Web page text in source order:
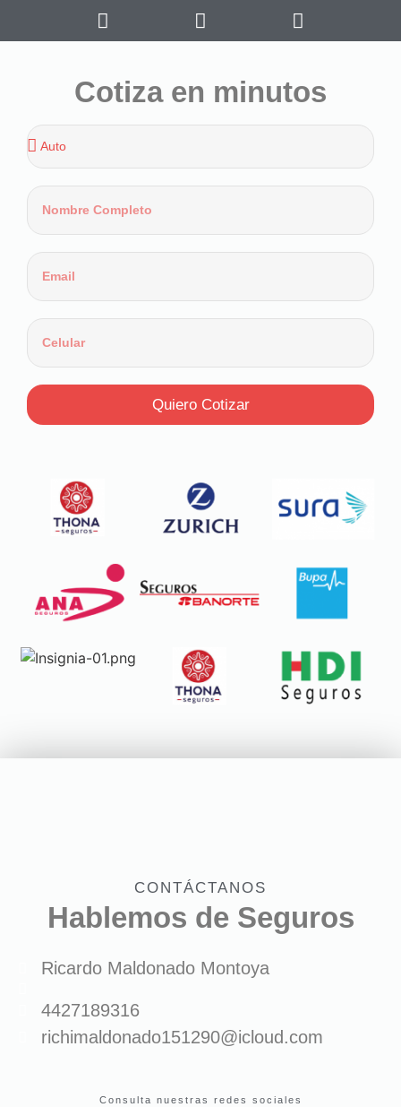
Cotiza en minutos
Quiero Cotizar
CONTÁCTANOS
Hablemos de Seguros
Consulta nuestras redes sociales
Ricardo Maldonado Montoya
4427189316
richimaldonado151290@icloud.com